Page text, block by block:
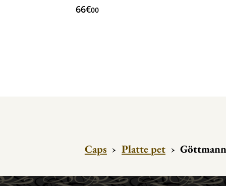
66€00
Caps › Platte pet ›